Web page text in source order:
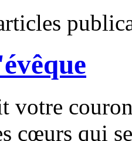
votre
cœurs qui